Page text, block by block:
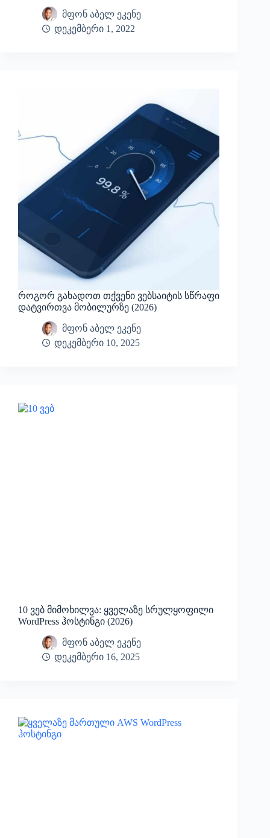
მფონ აბელ ეკენე
დეკემბერი 1, 2022
როგორ გახადოთ თქვენი ვებსაიტის სწრაფი
დატვირთვა მობილურზე (2026)
მფონ აბელ ეკენე
დეკემბერი 10, 2025
10 ვებ მიმოხილვა: ყველაზე სრულყოფილი
WordPress ჰოსტინგი (2026)
მფონ აბელ ეკენე
დეკემბერი 16, 2025